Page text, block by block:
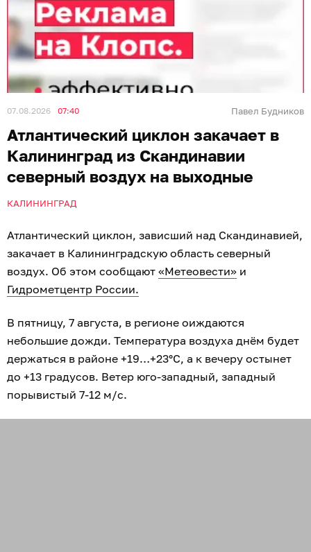
07.08.2026 07:40 Павел Будников
Атлантический циклон закачает в
Калининград из Скандинавии
северный воздух на выходные
КАЛИНИНГРАД
Атлантический циклон, зависший над Скандинавией,
закачает в Калининградскую область северный
воздух. Об этом сообщают «Метеовести» и
Гидрометцентр России.
В пятницу, 7 августа, в регионе оиждаются
небольшие дожди. Температура воздуха днём будет
держаться в районе +19…+23°C, а к вечеру остынет
до +13 градусов. Ветер юго-западный, западный
порывистый 7-12 м/с.